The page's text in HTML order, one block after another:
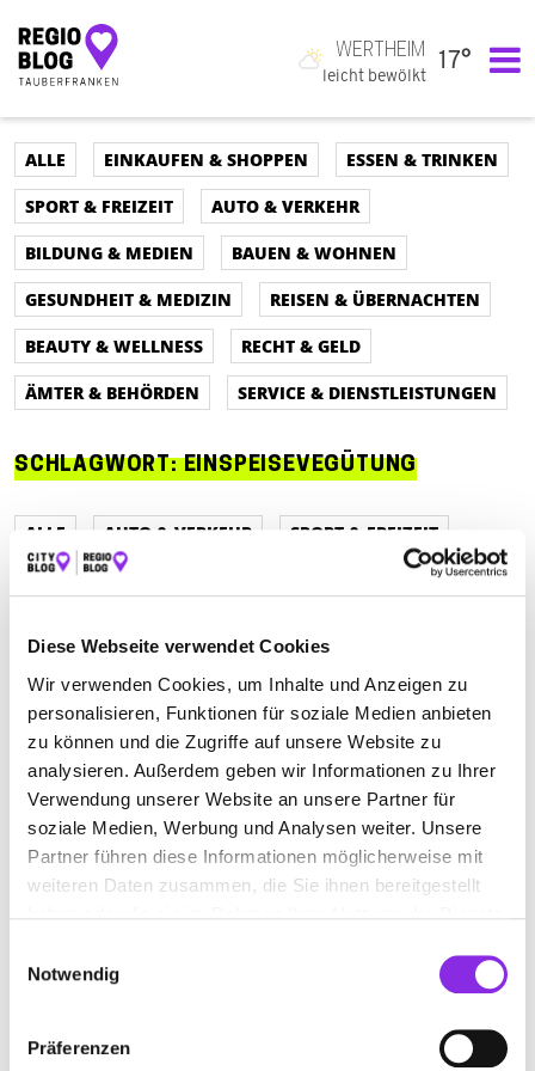
Diese Webseite verwendet Cookies
Wir verwenden Cookies, um Inhalte und Anzeigen zu
personalisieren, Funktionen für soziale Medien anbieten
zu können und die Zugriffe auf unsere Website zu
analysieren. Außerdem geben wir Informationen zu Ihrer
Verwendung unserer Website an unsere Partner für
soziale Medien, Werbung und Analysen weiter. Unsere
Partner führen diese Informationen möglicherweise mit
weiteren Daten zusammen, die Sie ihnen bereitgestellt
Notwendig
Präferenzen
Hauptnavigation
WERTHEIM
leicht bewölkt
17°
ALLE EINKAUFEN & SHOPPEN
ESSEN & TRINKEN
SPORT & FREIZEIT
AUTO & VERKEHR
BILDUNG & MEDIEN
BAUEN & WOHNEN
GESUNDHEIT & MEDIZIN
REISEN & ÜBERNACHTEN
BEAUTY & WELLNESS
RECHT & GELD
ÄMTER & BEHÖRDEN
SERVICE & DIENSTLEISTUNGEN
SCHLAGWORT:EINSPEISEVEGÜTUNG
ALLE AUTO & VERKEHR
SPORT & FREIZEIT
ESSEN & TRINKEN
RECHT & GELD
BAUEN & WOHNEN
SERVICE & DIENSTLEISTUNGEN
BILDUNG & MEDIEN
ÄMTER & BEHÖRDEN
FREIZEIT & SPORT